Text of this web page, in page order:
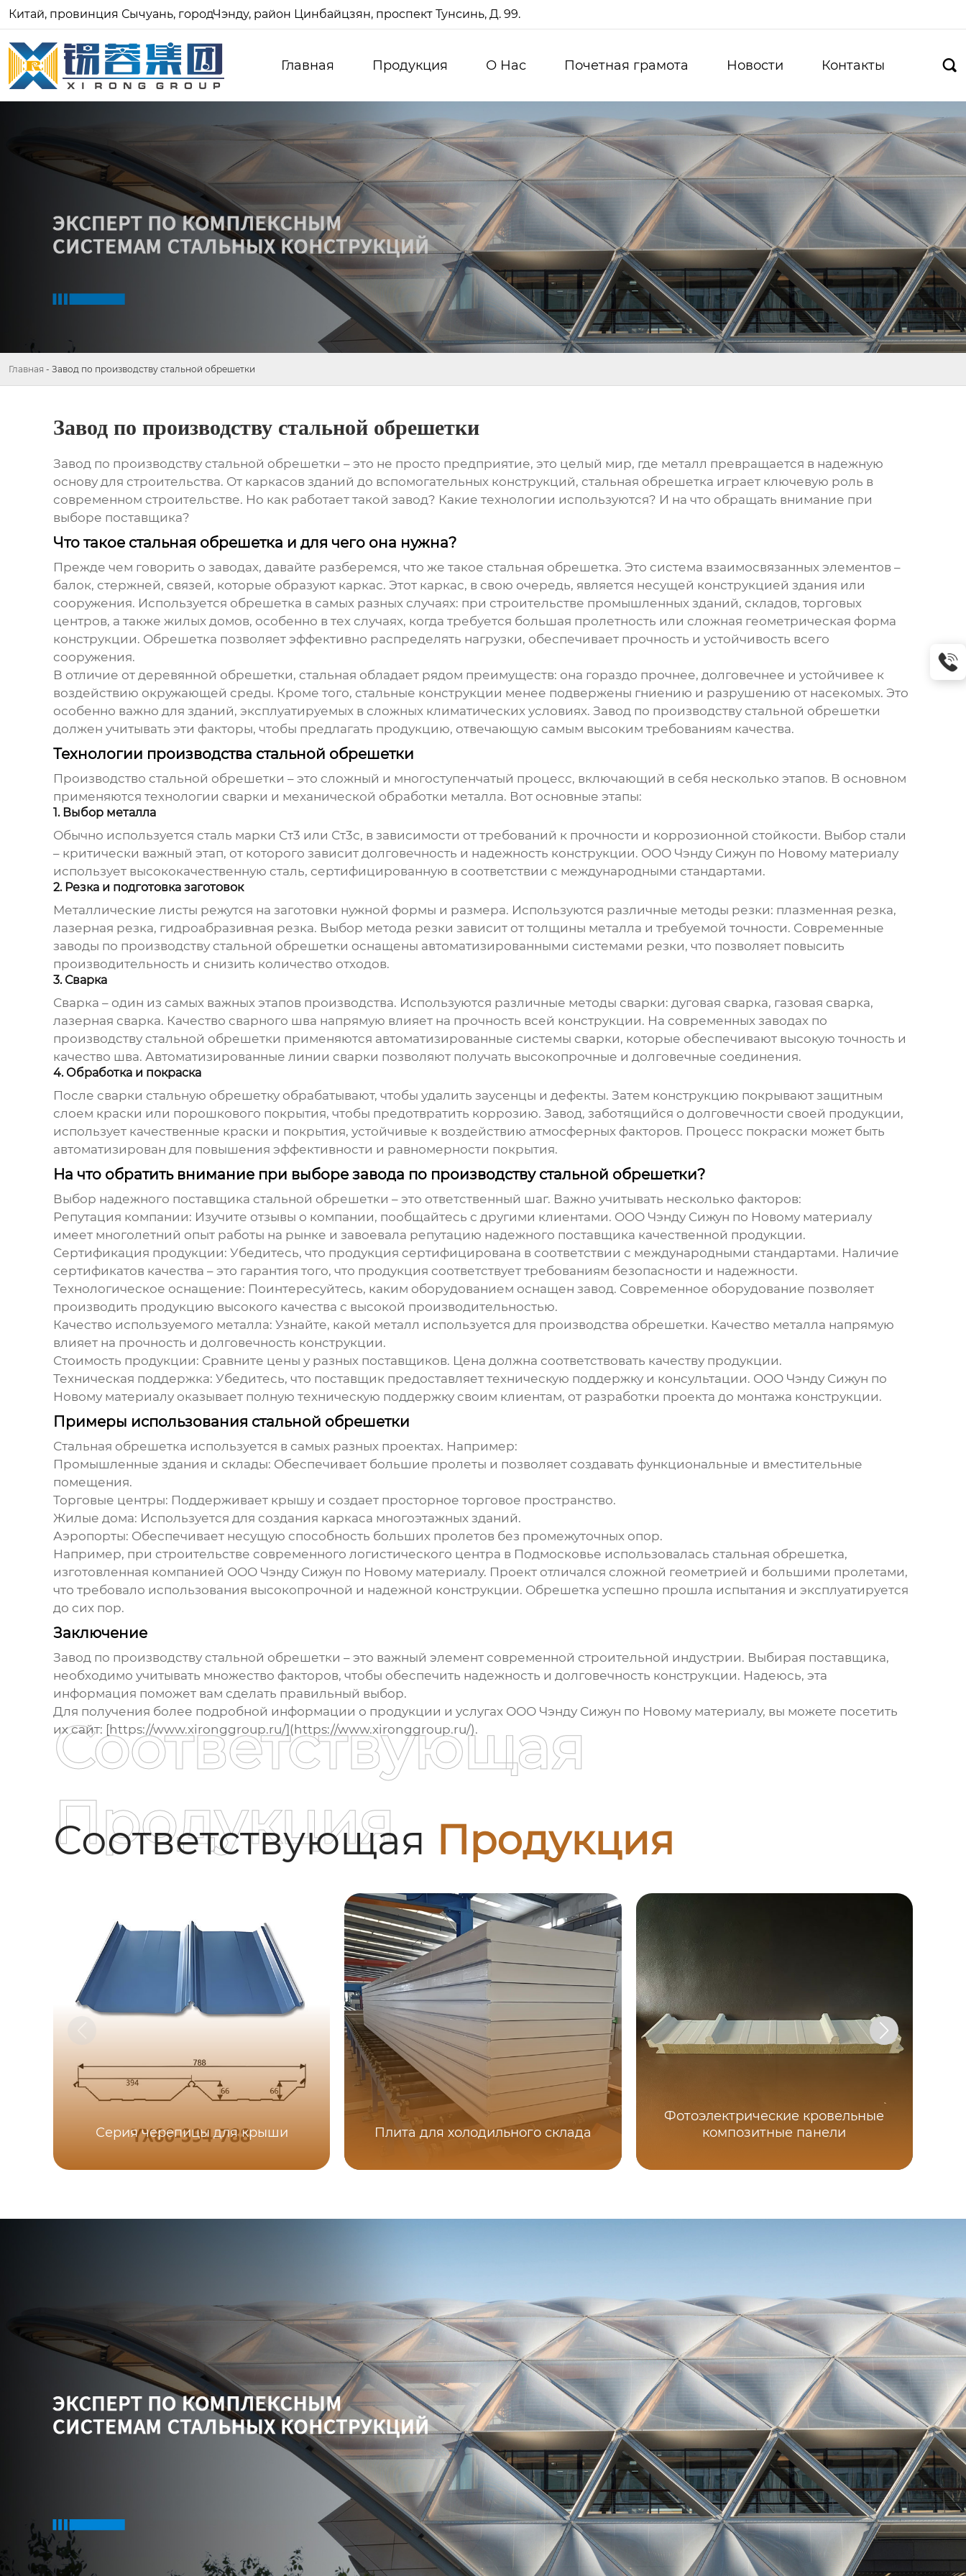
Китай, провинция Сычуань, городЧэнду, район Цинбайцзян, проспект Тунсинь, Д. 99.
Главная Продукция О Нас Почетная грамота Новости Контакты 
Главная - Завод по производству стальной обрешетки
Завод по производству стальной обрешетки
Завод по производству стальной обрешетки – это не просто предприятие, это целый мир, где металл превращается в надежную
основу для строительства. От каркасов зданий до вспомогательных конструкций, стальная обрешетка играет ключевую роль в
современном строительстве. Но как работает такой завод? Какие технологии используются? И на что обращать внимание при
выборе поставщика?
Что такое стальная обрешетка и для чего она нужна?
Прежде чем говорить о заводах, давайте разберемся, что же такое стальная обрешетка. Это система взаимосвязанных элементов –
балок, стержней, связей, которые образуют каркас. Этот каркас, в свою очередь, является несущей конструкцией здания или
сооружения. Используется обрешетка в самых разных случаях: при строительстве промышленных зданий, складов, торговых
центров, а также жилых домов, особенно в тех случаях, когда требуется большая пролетность или сложная геометрическая форма
конструкции. Обрешетка позволяет эффективно распределять нагрузки, обеспечивает прочность и устойчивость всего
сооружения.
В отличие от деревянной обрешетки, стальная обладает рядом преимуществ: она гораздо прочнее, долговечнее и устойчивее к
воздействию окружающей среды. Кроме того, стальные конструкции менее подвержены гниению и разрушению от насекомых. Это
особенно важно для зданий, эксплуатируемых в сложных климатических условиях. Завод по производству стальной обрешетки
должен учитывать эти факторы, чтобы предлагать продукцию, отвечающую самым высоким требованиям качества.
Технологии производства стальной обрешетки
Производство стальной обрешетки – это сложный и многоступенчатый процесс, включающий в себя несколько этапов. В основном
применяются технологии сварки и механической обработки металла. Вот основные этапы:
1. Выбор металла
Обычно используется сталь марки Ст3 или Ст3с, в зависимости от требований к прочности и коррозионной стойкости. Выбор стали
– критически важный этап, от которого зависит долговечность и надежность конструкции. ООО Чэнду Сижун по Новому материалу
использует высококачественную сталь, сертифицированную в соответствии с международными стандартами.
2. Резка и подготовка заготовок
Металлические листы режутся на заготовки нужной формы и размера. Используются различные методы резки: плазменная резка,
лазерная резка, гидроабразивная резка. Выбор метода резки зависит от толщины металла и требуемой точности. Современные
заводы по производству стальной обрешетки оснащены автоматизированными системами резки, что позволяет повысить
производительность и снизить количество отходов.
3. Сварка
Сварка – один из самых важных этапов производства. Используются различные методы сварки: дуговая сварка, газовая сварка,
лазерная сварка. Качество сварного шва напрямую влияет на прочность всей конструкции. На современных заводах по
производству стальной обрешетки применяются автоматизированные системы сварки, которые обеспечивают высокую точность и
качество шва. Автоматизированные линии сварки позволяют получать высокопрочные и долговечные соединения.
4. Обработка и покраска
После сварки стальную обрешеткуобрабатывают, чтобы удалить заусенцы и дефекты. Затем конструкцию покрывают защитным
слоем краски или порошкового покрытия, чтобы предотвратить коррозию. Завод, заботящийся о долговечности своей продукции,
использует качественные краски и покрытия, устойчивые к воздействию атмосферных факторов. Процесс покраски может быть
автоматизирован для повышения эффективности и равномерности покрытия.
На что обратить внимание при выборе завода по производству стальной обрешетки?
Выбор надежного поставщика стальной обрешетки – это ответственный шаг. Важно учитывать несколько факторов:
Репутация компании: Изучите отзывы о компании, пообщайтесь с другими клиентами. ООО Чэнду Сижун по Новому материалу
имеет многолетний опыт работы на рынке и завоевала репутацию надежного поставщика качественной продукции.
Сертификация продукции: Убедитесь, что продукция сертифицирована в соответствии с международными стандартами. Наличие
сертификатов качества – это гарантия того, что продукция соответствует требованиям безопасности и надежности.
Технологическое оснащение: Поинтересуйтесь, каким оборудованием оснащен завод. Современное оборудование позволяет
производить продукцию высокого качества с высокой производительностью.
Качество используемого металла: Узнайте, какой металл используется для производства обрешетки. Качество металла напрямую
влияет на прочность и долговечность конструкции.
Стоимость продукции: Сравните цены у разных поставщиков. Цена должна соответствовать качеству продукции.
Техническая поддержка: Убедитесь, что поставщик предоставляет техническую поддержку и консультации. ООО Чэнду Сижун по
Новому материалуоказывает полную техническую поддержку своим клиентам, от разработки проекта до монтажа конструкции.
Примеры использования стальной обрешетки
Стальная обрешетка используется в самых разных проектах. Например:
Промышленные здания и склады: Обеспечивает большие пролеты и позволяет создавать функциональные и вместительные
помещения.
Торговые центры: Поддерживает крышу и создает просторное торговое пространство.
Жилые дома: Используется для создания каркаса многоэтажных зданий.
Аэропорты: Обеспечивает несущую способность больших пролетов без промежуточных опор.
Например, при строительстве современного логистического центра в Подмосковье использовалась стальная обрешетка,
изготовленная компанией ООО Чэнду Сижун по Новому материалу. Проект отличался сложной геометрией и большими пролетами,
что требовало использования высокопрочной и надежной конструкции. Обрешетка успешно прошла испытания и эксплуатируется
до сих пор.
Заключение
Завод по производству стальной обрешетки – это важный элемент современной строительной индустрии. Выбирая поставщика,
необходимо учитывать множество факторов, чтобы обеспечить надежность и долговечность конструкции. Надеюсь, эта
информация поможет вам сделать правильный выбор.
Для получения более подробной информации о продукции и услугах ООО Чэнду Сижун по Новому материалу, вы можете посетить
их сайт: [https://www.xironggroup.ru/](https://www.xironggroup.ru/).
Соответствующая Продукция
Соответствующая
Продукция
Серия черепицы для крыши Плита для холодильного склада
Фотоэлектрические кровельные
композитные панели